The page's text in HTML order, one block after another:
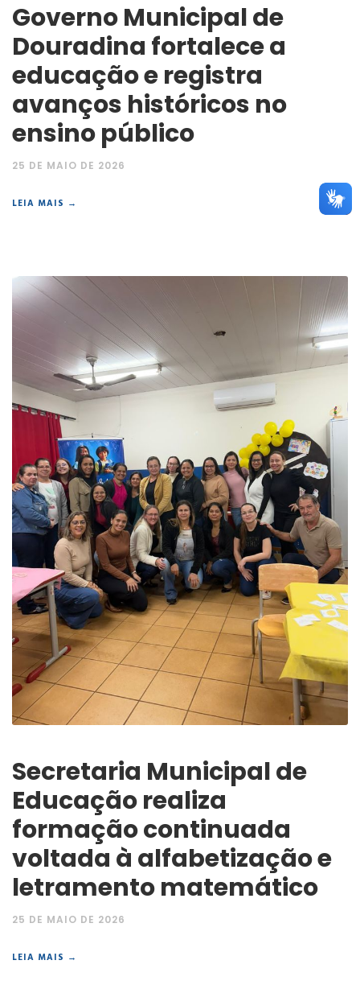
Governo Municipal de
Douradina fortalece a
educação e registra
avanços históricos no
ensino público
25 DE MAIO DE 2026
LEIA MAIS →
Secretaria Municipal de
Educação realiza
formação continuada
voltada à alfabetização e
letramento matemático
25 DE MAIO DE 2026
LEIA MAIS →